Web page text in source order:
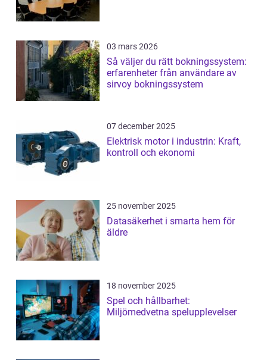
03 mars 2026
Så väljer du rätt bokningssystem:
erfarenheter från användare av
sirvoy bokningssystem
07 december 2025
Elektrisk motor i industrin: Kraft,
kontroll och ekonomi
25 november 2025
Datasäkerhet i smarta hem för
äldre
18 november 2025
Spel och hållbarhet:
Miljömedvetna spelupplevelser